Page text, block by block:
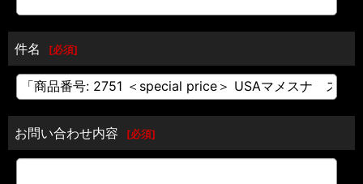
件名 [必須]
お問い合わせ内容 [必須]